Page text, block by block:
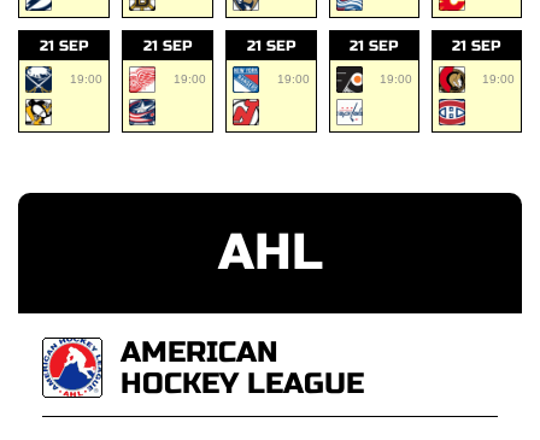
21 SEP
19:00
21 SEP
19:00
21 SEP
19:00
21 SEP
19:00
21 SEP
19:00
AHL
AMERICAN
HOCKEY LEAGUE